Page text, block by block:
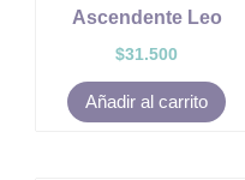
Ascendente Leo
$31.500
Añadir al carrito